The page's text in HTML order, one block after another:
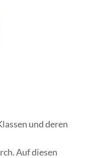
und deren
Auf diesen